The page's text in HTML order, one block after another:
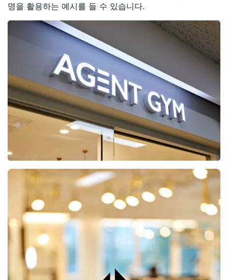
명을 활용하는 예시를 들 수 있습니다.